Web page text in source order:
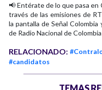
📢 Entérate de lo que pasa en
través de las emisiones de
la pantalla de Señal
de Radio Nacional de
RELACIONADO:
#candidatos